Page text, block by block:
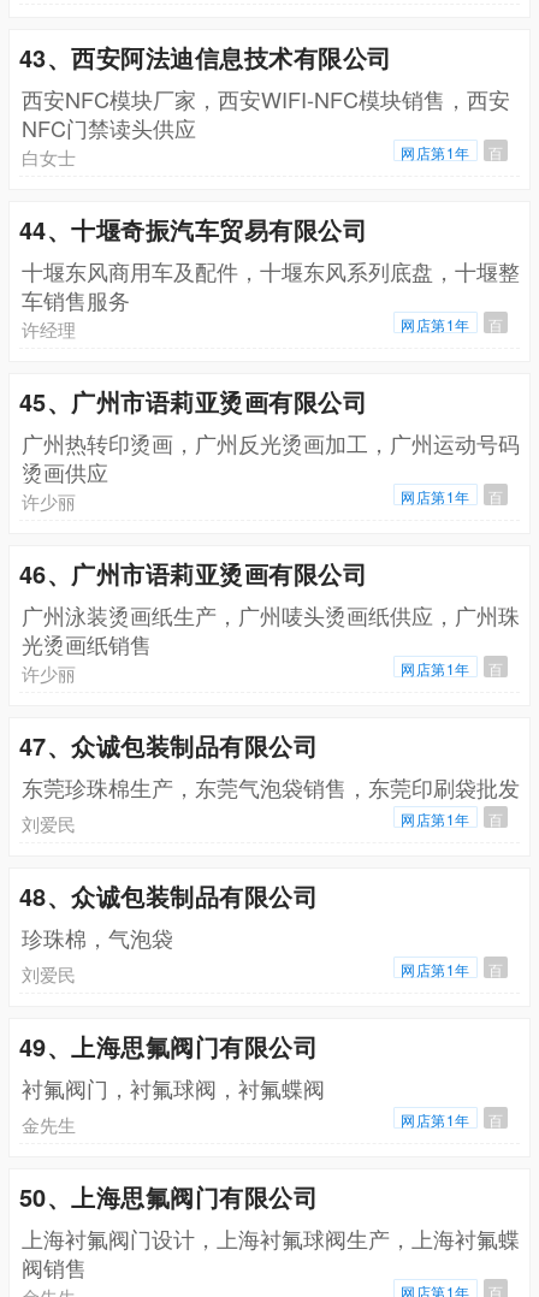
43、西安阿法迪信息技术有限公司
西安NFC模块厂家，西安WIFI-NFC模块销售，西安
NFC门禁读头供应
白女士 网店第1年 百
44、十堰奇振汽车贸易有限公司
十堰东风商用车及配件，十堰东风系列底盘，十堰整
车销售服务
许经理 网店第1年 百
45、广州市语莉亚烫画有限公司
广州热转印烫画，广州反光烫画加工，广州运动号码
烫画供应
许少丽 网店第1年 百
46、广州市语莉亚烫画有限公司
广州泳装烫画纸生产，广州唛头烫画纸供应，广州珠
光烫画纸销售
许少丽 网店第1年 百
47、众诚包装制品有限公司
东莞珍珠棉生产，东莞气泡袋销售，东莞印刷袋批发
刘爱民 网店第1年 百
48、众诚包装制品有限公司
珍珠棉，气泡袋
刘爱民 网店第1年 百
49、上海思氟阀门有限公司
衬氟阀门，衬氟球阀，衬氟蝶阀
金先生 网店第1年 百
50、上海思氟阀门有限公司
上海衬氟阀门设计，上海衬氟球阀生产，上海衬氟蝶
阀销售
网店第1年 百